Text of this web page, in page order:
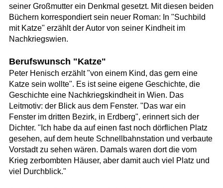
seiner Großmutter ein Denkmal gesetzt. Mit diesen beiden
Büchern korrespondiert sein neuer Roman: In "Suchbild
mit Katze" erzählt der Autor von seiner Kindheit im
Nachkriegswien.
Berufswunsch "Katze"
Peter Henisch erzählt "von einem Kind, das gern eine
Katze sein wollte". Es ist seine eigene Geschichte, die
Geschichte eine Nachkriegskindheit in Wien. Das
Leitmotiv: der Blick aus dem Fenster. "Das war ein
Fenster im dritten Bezirk, in Erdberg", erinnert sich der
Dichter. "Ich habe da auf einen fast noch dörflichen Platz
gesehen, auf dem heute Schnellbahnstation und verbaute
Vorstadt zu sehen wären. Damals waren dort die vom
Krieg zerbombten Häuser, aber damit auch viel Platz und
viel Durchblick."